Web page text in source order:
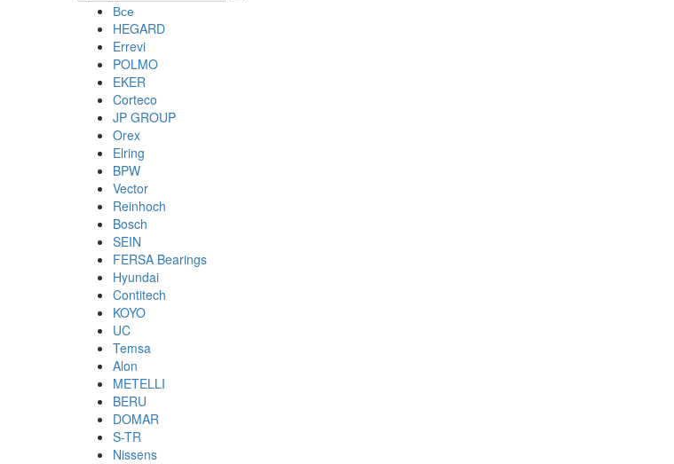
Все
HEGARD
Errevi
POLMO
EKER
Corteco
JP GROUP
Orex
Elring
BPW
Vector
Reinhoch
Bosch
SEIN
FERSA Bearings
Hyundai
Contitech
KOYO
UC
Temsa
Alon
METELLI
BERU
DOMAR
S-TR
Nissens